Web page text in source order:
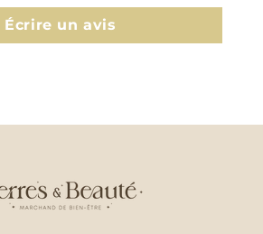
Écrire un avis